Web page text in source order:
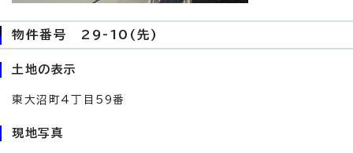
物件番号 29-10(先)
土地の表示
東大沼町4丁目59番
現地写真